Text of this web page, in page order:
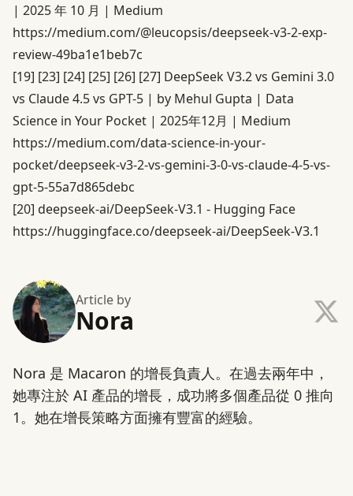
| 2025 年 10 月 | Medium
https://medium.com/@leucopsis/deepseek-v3-2-exp-
review-49ba1e1beb7c
[19] [23] [24] [25] [26] [27] DeepSeek V3.2 vs Gemini 3.0
vs Claude 4.5 vs GPT-5 | by Mehul Gupta | Data
Science in Your Pocket | 2025年12月 | Medium
https://medium.com/data-science-in-your-
pocket/deepseek-v3-2-vs-gemini-3-0-vs-claude-4-5-vs-
gpt-5-55a7d865debc
[20] deepseek-ai/DeepSeek-V3.1 - Hugging Face
https://huggingface.co/deepseek-ai/DeepSeek-V3.1
Article by
Nora
Nora 是 Macaron 的增長負責人。在過去兩年中，
她專注於 AI 產品的增長，成功將多個產品從 0 推向
1。她在增長策略方面擁有豐富的經驗。